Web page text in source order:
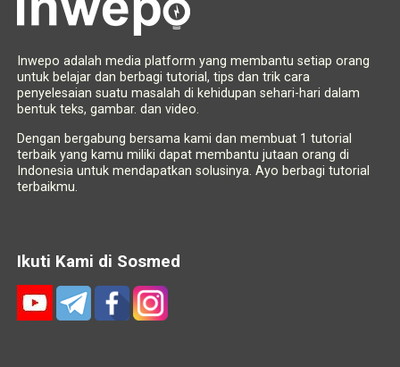
Inwepo adalah media platform yang membantu setiap orang
untuk belajar dan berbagi tutorial, tips dan trik cara
penyelesaian suatu masalah di kehidupan sehari-hari dalam
bentuk teks, gambar. dan video.
Dengan bergabung bersama kami dan membuat 1 tutorial
terbaik yang kamu miliki dapat membantu jutaan orang di
Indonesia untuk mendapatkan solusinya. Ayo berbagi tutorial
terbaikmu.
Ikuti Kami di Sosmed